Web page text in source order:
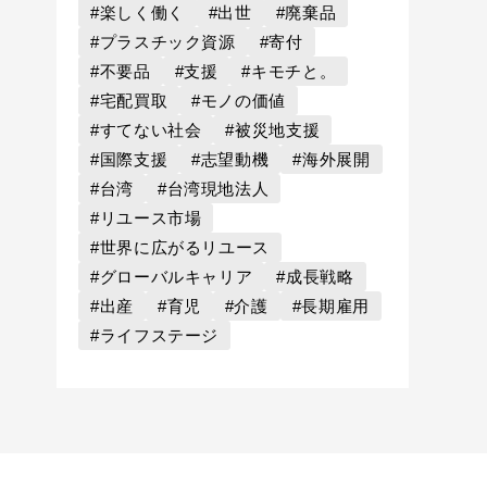
#楽しく働く #出世
#廃棄品
#プラスチック資源
#寄付
#不要品
#支援
#キモチと。
#宅配買取
#モノの価値
#すてない社会
#被災地支援
#国際支援
#志望動機
#海外展開
#台湾
#台湾現地法人
#リユース市場
#世界に広がるリユース
#グローバルキャリア
#成長戦略
#出産
#育児 #介護
#長期雇用
#ライフステージ